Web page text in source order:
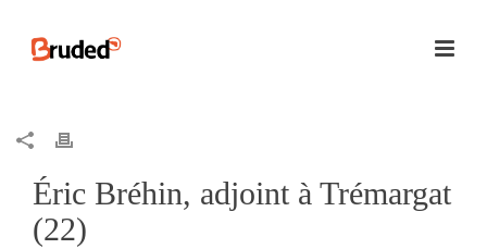
Éric Bréhin, adjoint à Trémargat
(22)